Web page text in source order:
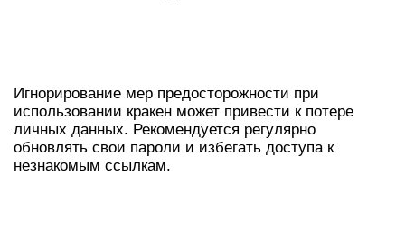
Игнорирование мер предосторожности при
использовании кракен может привести к потере
личных данных. Рекомендуется регулярно
обновлять свои пароли и избегать доступа к
незнакомым ссылкам.